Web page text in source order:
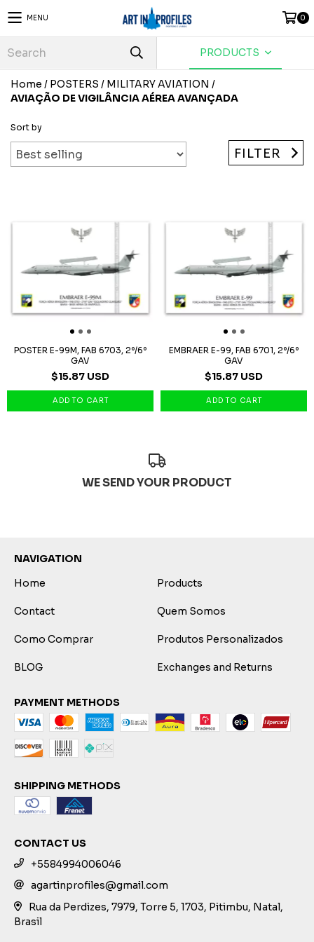
MENU 0
PRODUCTS
Home / POSTERS / MILITARY AVIATION /
AVIAÇÃO DE VIGILÂNCIA AÉREA AVANÇADA
Sort by
FILTER
POSTER E-99M, FAB 6703, 2º/6º
GAV
$15.87 USD
EMBRAER E-99, FAB 6701, 2º/6º
GAV
$15.87 USD
WE SEND YOUR PRODUCT
NAVIGATION
Home
Products
Contact Quem Somos
Como Comprar Produtos Personalizados
BLOG Exchanges and Returns
PAYMENT METHODS
SHIPPING METHODS
CONTACT US
+5584994006046
agartinprofiles@gmail.com
Rua da Perdizes, 7979, Torre 5, 1703, Pitimbu, Natal,
Brasil